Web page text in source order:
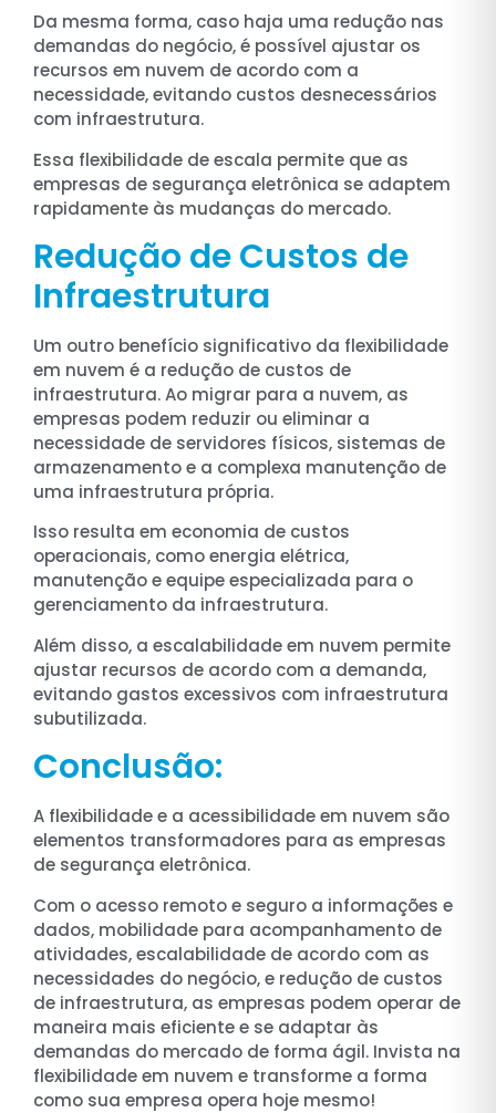
Da mesma forma, caso haja uma redução nas
demandas do negócio, é possível ajustar os
recursos em nuvem de acordo com a
necessidade, evitando custos desnecessários
com infraestrutura.
Essa flexibilidade de escala permite que as
empresas de segurança eletrônica se adaptem
rapidamente às mudanças do mercado.
Redução de Custos de
Infraestrutura
Um outro benefício significativo da flexibilidade
em nuvem é a redução de custos de
infraestrutura. Ao migrar para a nuvem, as
empresas podem reduzir ou eliminar a
necessidade de servidores físicos, sistemas de
armazenamento e a complexa manutenção de
uma infraestrutura própria.
Isso resulta em economia de custos
operacionais, como energia elétrica,
manutenção e equipe especializada para o
gerenciamento da infraestrutura.
Além disso, a escalabilidade em nuvem permite
ajustar recursos de acordo com a demanda,
evitando gastos excessivos com infraestrutura
subutilizada.
Conclusão:
A flexibilidade e a acessibilidade em nuvem são
elementos transformadores para as empresas
de segurança eletrônica.
Com o acesso remoto e seguro a informações e
dados, mobilidade para acompanhamento de
atividades, escalabilidade de acordo com as
necessidades do negócio, e redução de custos
de infraestrutura, as empresas podem operar de
maneira mais eficiente e se adaptar às
demandas do mercado de forma ágil. Invista na
flexibilidade em nuvem e transforme a forma
como sua empresa opera hoje mesmo!